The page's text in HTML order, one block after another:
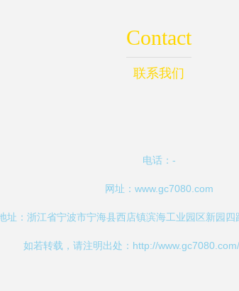
Contact
联系我们
电话：-
网址： www.gc7080.com
址：浙江省宁波市宁海县西店镇滨海工业园区新园四
如若转载，请注明出处：http://